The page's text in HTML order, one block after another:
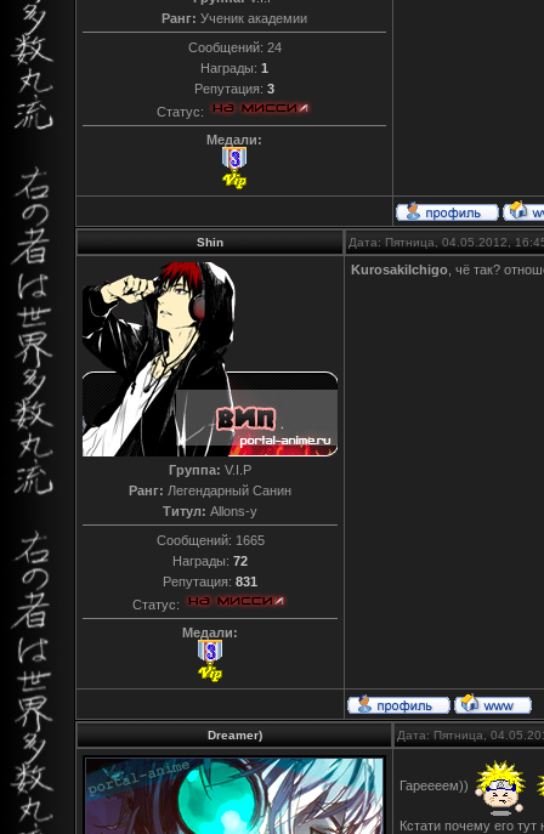
Ранг: Ученик академии
Сообщений: 24
Награды: 1
Репутация: 3
Статус:
Медали:
Shin Дата: Пятница, 04.05.2012,
Группа: V.I.P
Ранг: Легендарный Санин
Титул: Allons-y
Сообщений: 1665
Награды: 72
Репутация: 831
Статус:
Медали:
KurosakiIchigo , чё так?
Dreamer) Дата: Пятница,
Гареееем))
Кстати почему его тут